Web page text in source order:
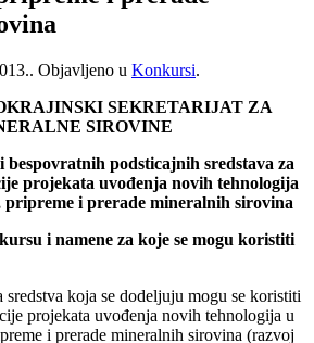
. Objavljeno u Konkursi.
SEKRETARIJAT ZA
SIROVINE
podsticajnih sredstava za
projekata uvođenja novih tehnologija
pripreme i prerade mineralnih sirovina
i namene za koje se mogu koristiti
sredstva koja se dodeljuju mogu se koristiti
projekata uvođenja novih tehnologija u
i prerade mineralnih sirovina (razvoj